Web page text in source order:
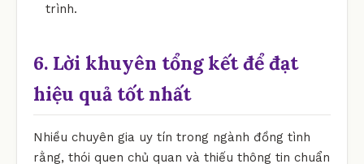
trình.
6. Lời khuyên tổng kết để đạt
hiệu quả tốt nhất
Nhiều chuyên gia uy tín trong ngành đồng tình
rằng, thói quen chủ quan và thiếu thông tin chuẩn